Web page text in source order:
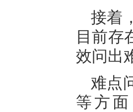
接着
目前存
效问出
难点
等方